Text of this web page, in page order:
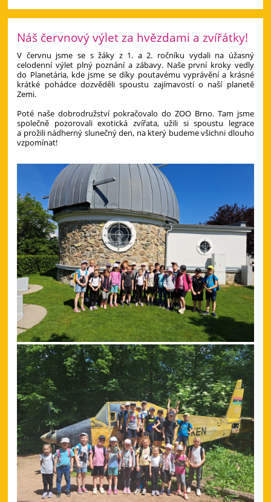
Náš červnový výlet za hvězdami a zvířátky!
V červnu jsme se s žáky z 1. a 2. ročníku vydali na úžasný
celodenní výlet plný poznání a zábavy. Naše první kroky vedly
do Planetária, kde jsme se díky poutavému vyprávění a krásné
krátké pohádce dozvěděli spoustu zajímavostí o naší planetě
Zemi.
Poté naše dobrodružství pokračovalo do ZOO Brno. Tam jsme
společně pozorovali exotická zvířata, užili si spoustu legrace
a prožili nádherný slunečný den, na který budeme všichni dlouho
vzpomínat!